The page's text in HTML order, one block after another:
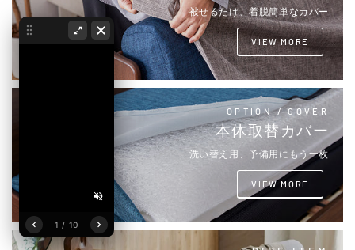
1 / 10
被せるだけ、着脱簡単なカバー
VIEW MORE
OPTION / COVER
本体取替カバー
洗い替え用、予備用にもう一枚
VIEW MORE